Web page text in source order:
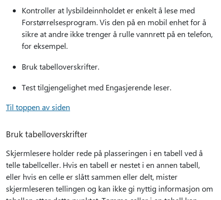
Kontroller at lysbildeinnholdet er enkelt å lese med
Forstørrelsesprogram. Vis den på en mobil enhet for å
sikre at andre ikke trenger å rulle vannrett på en telefon,
for eksempel.
Bruk tabelloverskrifter.
Test tilgjengelighet med Engasjerende leser.
Til toppen av siden
Bruk tabelloverskrifter
Skjermlesere holder rede på plasseringen i en tabell ved å
telle tabellceller. Hvis en tabell er nestet i en annen tabell,
eller hvis en celle er slått sammen eller delt, mister
skjermleseren tellingen og kan ikke gi nyttig informasjon om